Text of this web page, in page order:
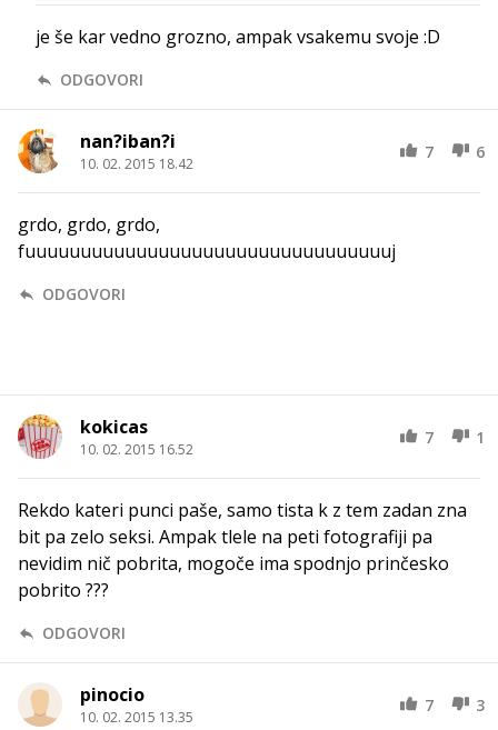
je še kar vedno grozno, ampak vsakemu svoje :D
ODGOVORI
nan?iban?i
10. 02. 2015 18.42
7 6
grdo, grdo, grdo,
fuuuuuuuuuuuuuuuuuuuuuuuuuuuuuuuuuj
ODGOVORI
kokicas
10. 02. 2015 16.52
7 1
Rekdo kateri punci paše, samo tista k z tem zadan zna
bit pa zelo seksi. Ampak tlele na peti fotografiji pa
nevidim nič pobrita, mogoče ima spodnjo prinčesko
pobrito ???
ODGOVORI
pinocio
10. 02. 2015 13.35
7 3